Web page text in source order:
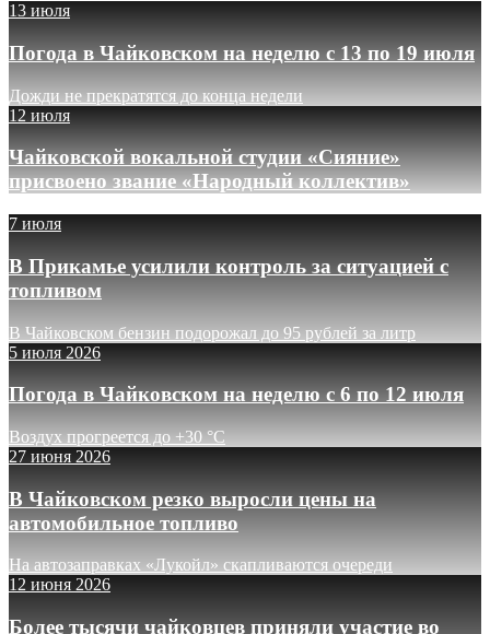
13 июля
Погода в Чайковском на неделю с 13 по 19 июля
Дожди не прекратятся до конца недели
12 июля
Чайковской вокальной студии «Сияние»
присвоено звание «Народный коллектив»
7 июля
В Прикамье усилили контроль за ситуацией с
топливом
В Чайковском бензин подорожал до 95 рублей за литр
5 июля 2026
Погода в Чайковском на неделю с 6 по 12 июля
Воздух прогреется до +30 °C
27 июня 2026
В Чайковском резко выросли цены на
автомобильное топливо
На автозаправках «Лукойл» скапливаются очереди
12 июня 2026
Более тысячи чайковцев приняли участие во